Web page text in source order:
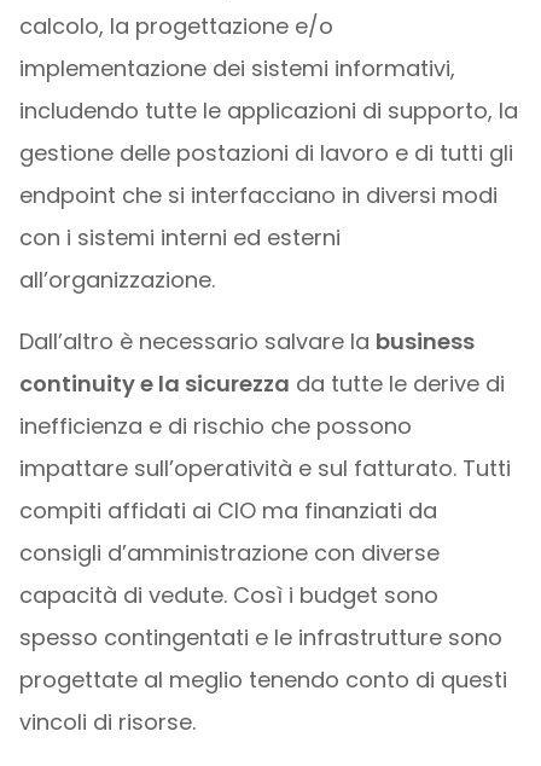
calcolo, la progettazione e/o
implementazione dei sistemi informativi,
includendo tutte le applicazioni di supporto, la
gestione delle postazioni di lavoro e di tutti gli
endpoint che si interfacciano in diversi modi
con i sistemi interni ed esterni
all’organizzazione.
Dall’altro è necessario salvare la business
continuity e la sicurezza da tutte le derive di
inefficienza e di rischio che possono
impattare sull’operatività e sul fatturato. Tutti
compiti affidati ai CIO ma finanziati da
consigli d’amministrazione con diverse
capacità di vedute. Così i budget sono
spesso contingentati e le infrastrutture sono
progettate al meglio tenendo conto di questi
vincoli di risorse.